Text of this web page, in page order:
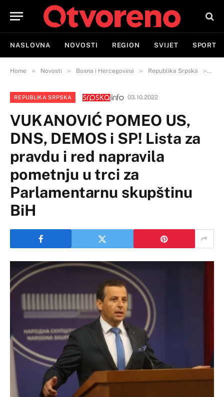
NASLOVNA NOVOSTI REGION SVIJET SPORT
Home » Novosti » Bosna i Hercegovina » Republika Srpska »
REPUBLIKA SRPSKA 03.10.2022
VUKANOVIĆ POMEO US,
DNS, DEMOS i SP! Lista za
pravdu i red napravila
pometnju u trci za
Parlamentarnu skupštinu
BiH